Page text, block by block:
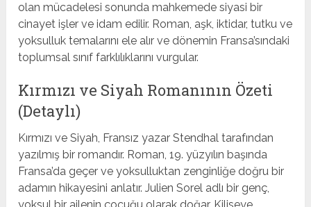
olan mücadelesi sonunda mahkemede siyasi bir
cinayet işler ve idam edilir. Roman, aşk, iktidar, tutku ve
yoksulluk temalarını ele alır ve dönemin Fransa’sındaki
toplumsal sınıf farklılıklarını vurgular.
Kırmızı ve Siyah Romanının Özeti
(Detaylı)
Kırmızı ve Siyah, Fransız yazar Stendhal tarafından
yazılmış bir romandır. Roman, 19. yüzyılın başında
Fransa’da geçer ve yoksulluktan zenginliğe doğru bir
adamın hikayesini anlatır. Julien Sorel adlı bir genç,